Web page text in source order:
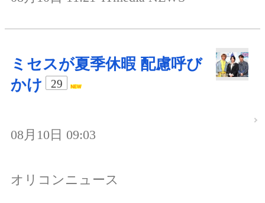
ミセスが夏季休暇 配慮呼び
かけ
29
08月10日 09:03
オリコンニュース